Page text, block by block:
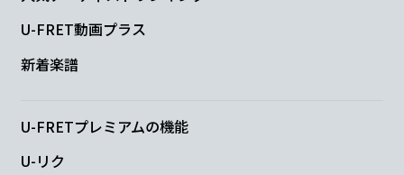
消え そうな綿雲の
遠くに旅
U-FRET動画プラス
新着楽譜
U-FRETプレミアムの機能
U-リク